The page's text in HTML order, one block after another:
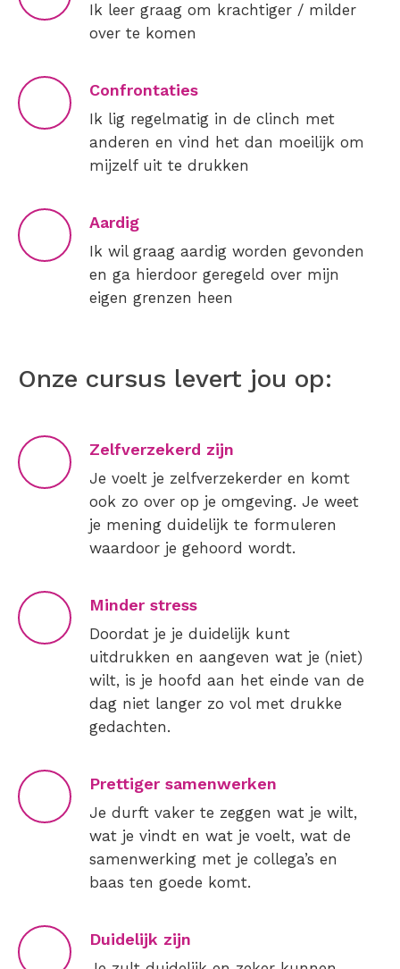
Ik leer graag om krachtiger / milder
over te komen
Confrontaties
Ik lig regelmatig in de clinch met
anderen en vind het dan moeilijk om
mijzelf uit te drukken
Aardig
Ik wil graag aardig worden gevonden
en ga hierdoor geregeld over mijn
eigen grenzen heen
Onze cursus levert jou op:
Zelfverzekerd zijn
Je voelt je zelfverzekerder en komt
ook zo over op je omgeving. Je weet
je mening duidelijk te formuleren
waardoor je gehoord wordt.
Minder stress
Doordat je je duidelijk kunt
uitdrukken en aangeven wat je (niet)
wilt, is je hoofd aan het einde van de
dag niet langer zo vol met drukke
gedachten.
Prettiger samenwerken
Je durft vaker te zeggen wat je wilt,
wat je vindt en wat je voelt, wat de
samenwerking met je collega’s en
baas ten goede komt.
Duidelijk zijn